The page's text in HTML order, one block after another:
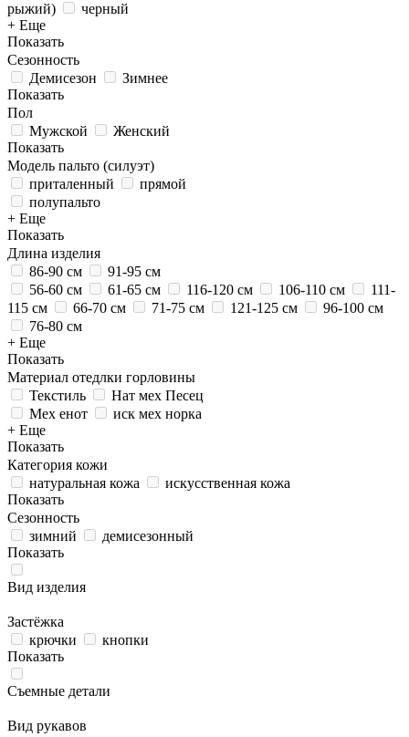
рыжий)
черный
+ Еще
Показать
Сезонность
Демисезон
Зимнее
Показать
Пол
Мужской
Женский
Показать
Модель пальто (силуэт)
приталенный
прямой
полупальто
+ Еще
Показать
Длина изделия
86-90 см
91-95 см
56-60 см
61-65 см 116-120 см 106-110 см
111-
115 см
66-70 см 71-75 см 121-125 см
96-100 см
76-80 см
+ Еще
Показать
Материал отедлки горловины
Текстиль
Нат мех Песец
Мех енот
иск мех норка
+ Еще
Показать
Категория кожи
натуральная кожа
искусственная кожа
Показать
Сезонность
зимний
демисезонный
Показать
Вид изделия
Застёжка
крючки
кнопки
Показать
Съемные детали
Вид рукавов